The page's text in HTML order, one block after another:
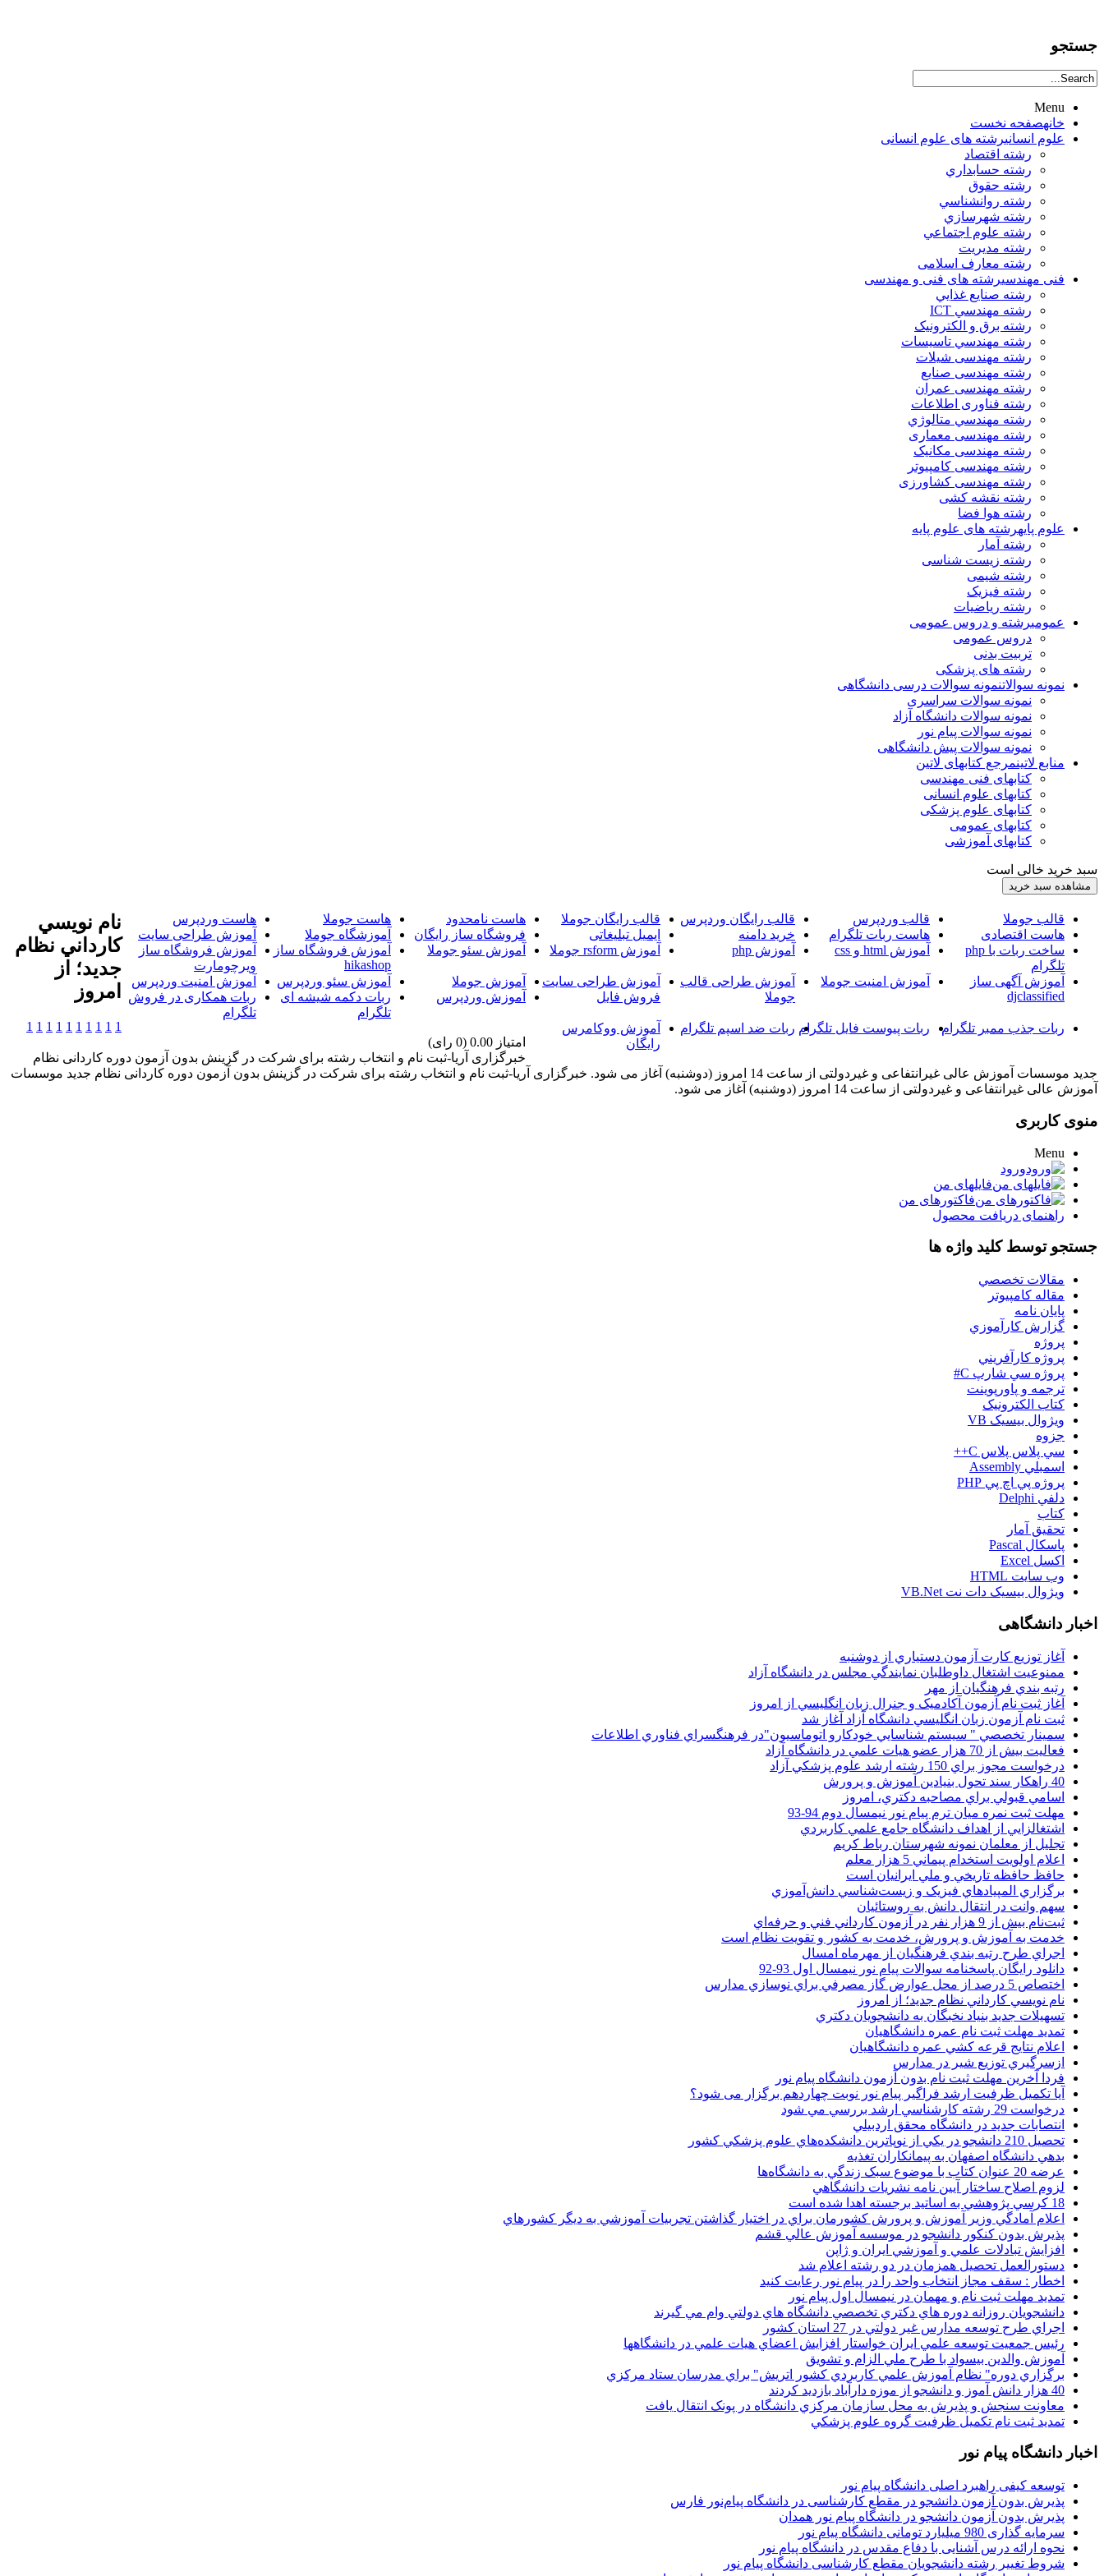
جستجو
Menu
خانهصفحه نخست
علوم انسانيرشته های علوم انسانی
رشته اقتصاد
رشته حسابداري
رشته حقوق
رشته روانشناسي
رشته شهرسازي
رشته علوم اجتماعي
رشته مديريت
رشته معارف اسلامی
فنی مهندسیرشته های فنی و مهندسی
رشته صنايع غذايي
رشته مهندسي ICT
رشته برق و الکترونيک
رشته مهندسي تاسيسات
رشته مهندسی شیلات
رشته مهندسی صنایع
رشته مهندسی عمران
رشته فناوری اطلاعات
رشته مهندسي متالوژي
رشته مهندسی معماری
رشته مهندسی مکانیک
رشته مهندسی کامپیوتر
رشته مهندسی کشاورزی
رشته نقشه کشی
رشته هوا فضا
علوم پایهرشته های علوم پایه
رشته آمار
رشته زیست شناسی
رشته شیمی
رشته فیزیک
رشته ریاضیات
عمومیرشته و دروس عمومی
دروس عمومی
تربیت بدنی
رشته های پزشکی
نمونه سوالاتنمونه سوالات درسی دانشگاهی
نمونه سوالات سراسری
نمونه سوالات دانشگاه آزاد
نمونه سوالات پیام نور
نمونه سوالات پیش دانشگاهی
منابع لاتینمرجع کتابهای لاتین
کتابهای فنی مهندسی
کتابهای علوم انسانی
کتابهای علوم پزشکی
کتابهای عمومی
کتابهای آموزشی
سبد خرید خالی است
قالب جوملا قالب وردپرس قالب رایگان وردپرس قالب رایگان جوملا هاست نامحدود هاست جوملا
هاست وردپرس
هاست اقتصادی
هاست ربات تلگرام خرید دامنه ایمیل تبلیغاتی فروشگاه ساز رایگان آموزشگاه جوملا
آموزش طراحی سایت
ساخت ربات با php
تلگرام
آموزش html و css آموزش php آموزش rsform جوملا آموزش سئو جوملا
آموزش فروشگاه ساز
hikashop
آموزش فروشگاه ساز
ویرچومارت
آموزش آگهی ساز
djclassified
آموزش امنیت جوملا
آموزش طراحی قالب
جوملا
آموزش طراحی سایت
فروش فایل
آموزش جوملا آموزش سئو وردپرس
آموزش امنیت وردپرس
آموزش وردپرس
ربات دکمه شیشه ای
تلگرام
ربات همکاری در فروش
تلگرام
ربات جذب ممبر تلگرام
ربات پیوست فایل تلگرام ربات ضد اسپم تلگرام
آموزش ووکامرس
رایگان
نام نويسي
کارداني نظام
جديد؛ از
امروز
1
1
1
1
1
1
1
1
1
1
امتیاز 0.00 (0 رای)
خبرگزاری آریا-ثبت نام و انتخاب رشته برای شرکت در گزینش بدون آزمون دوره کاردانی نظام
جدید موسسات آموزش عالی غیرانتفاعی و غیردولتی از ساعت 14 امروز (دوشنبه) آغاز می شود. خبرگزاری آریا-ثبت نام و انتخاب رشته برای شرکت در گزینش بدون آزمون دوره کاردانی نظام جدید موسسات
آموزش عالی غیرانتفاعی و غیردولتی از ساعت 14 امروز (دوشنبه) آغاز می شود.
منوی کاربری
Menu
ورود
فایلهای من
فاکتورهای من
راهنمای دریافت محصول
جستجو توسط کلید واژه ها
مقالات تخصصي
مقاله کامپیوتر
پایان نامه
گزارش کارآموزي
پروژه
پروژه کارآفريني
پروژه سي شارپ C#
ترجمه و پاورپوينت
کتاب الکترونيک
ويژوال بيسيک VB
جزوه
سي پلاس پلاس C++
اسمبلي Assembly
پروژه پي اچ پي PHP
دلفي Delphi
کتاب
تحقيق آمار
پاسکال Pascal
اکسل Excel
وب سايت HTML
ويژوال بيسيک دات نت VB.Net
اخبار دانشگاهی
آغاز توزيع کارت آزمون دستياري از دوشنبه
ممنوعيت اشتغال داوطلبان نمايندگي مجلس در دانشگاه آزاد
رتبه بندي فرهنگيان از مهر
آغاز ثبت نام آزمون آکادميک و جنرال زبان انگليسي از امروز
ثبت نام آزمون زبان انگليسي دانشگاه آزاد آغاز شد
سمينار تخصصي " سيستم شناسايي خودکارو اتوماسيون"در فرهنگسراي فناوري اطلاعات
فعاليت بيش از 70 هزار عضو هيات علمي در دانشگاه آزاد
درخواست مجوز براي 150 رشته ارشد علوم پزشکي آزاد
40 راهکار سند تحول بنيادين آموزش و پرورش
اسامي قبولي براي مصاحبه دکتري، امروز
مهلت ثبت نمره میان ترم پیام نور نیمسال دوم 94-93
اشتغالزايي از اهداف دانشگاه جامع علمي کاربردي
تجليل از معلمان نمونه شهرستان رباط کريم
اعلام اولويت استخدام پيماني 5 هزار معلم
حافظ حافظه تاريخي و ملي ايرانيان است
برگزاري المپيادهاي فيزيک و زيست‌شناسي دانش‌آموزي
سهم وانت در انتقال دانش به روستائيان
ثبت‌نام بيش از 9 هزار نفر در آزمون کارداني فني و حرفه‌اي
خدمت به آموزش و پرورش، خدمت به کشور و تقويت نظام است
اجراي طرح رتبه بندي فرهنگيان از مهرماه امسال
دانلود رایگان پاسخنامه سوالات پیام نور نیمسال اول 93-92
اختصاص 5 درصد از محل عوارض گاز مصرفي براي نوسازي مدارس
نام نويسي کارداني نظام جديد؛ از امروز
تسهيلات جديد بنياد نخبگان به دانشجويان دکتري
تمديد مهلت ثبت نام عمره دانشگاهيان
اعلام نتايج قرعه کشي عمره دانشگاهيان
ازسرگيري توزيع شير در مدارس
فردا آخرین مهلت ثبت نام بدون آزمون دانشگاه پیام نور
آیا تکمیل ظرفیت ارشد فراگیر پیام نور نوبت چهاردهم برگزار می شود؟
درخواست 29 رشته کارشناسي ارشد بررسي مي شود
انتصابات جديد در دانشگاه محقق اردبيلي
تحصيل 210 دانشجو در يکي از نوپاترين دانشکده‌هاي علوم پزشکي کشور
بدهي دانشگاه اصفهان به پيمانکاران تغذيه
عرضه 20 عنوان کتاب با موضوع سبک زندگي به دانشگاه‌ها
لزوم اصلاح ساختار آيين نامه نشريات دانشگاهي
18 کرسي پژوهشي به اساتيد برجسته اهدا شده است
اعلام آمادگي وزير آموزش و پرورش کشورمان براي در اختيار گذاشتن تجربيات آموزشي به ديگر کشورهاي
پذيرش بدون کنکور دانشجو در موسسه آموزش عالي قشم
افزايش تبادلات علمي و آموزشي ايران و ژاپن
دستورالعمل تحصیل همزمان در دو رشته اعلام شد
اخطار : سقف مجاز انتخاب واحد را در پیام نور رعایت کنید
تمدید مهلت ثبت نام و مهمان در نیمسال اول پیام نور
دانشجويان روزانه دوره هاي دكتري تخصصي دانشگاه هاي دولتي وام مي گيرند
اجراي طرح توسعه مدارس غير دولتي در 27 استان کشور
رئيس جمعيت توسعه علمي ايران خواستار افزايش اعضاي هيات علمي در دانشگاهها
آموزش والدين بيسواد با طرح ملي الزام و تشويق
برگزاري دوره" نظام آموزش علمي كاربردي كشور اتريش" براي مدرسان ستاد مرکزي
40 هزار دانش آموز و دانشجو از موزه دارآباد بازديد کردند
معاونت سنجش و پذيرش به محل سازمان مرکزي دانشگاه در پونک انتقال يافت
تمديد ثبت نام تکميل ظرفيت گروه علوم پزشکي
اخبار دانشگاه پیام نور
توسعه کیفی راهبرد اصلی دانشگاه پیام نور
پذیرش بدون آزمون دانشجو در مقطع کارشناسی در دانشگاه پیام‌نور فارس
پذیرش بدون آزمون دانشجو در دانشگاه پیام نور همدان
سرمایه گذاری 980 میلیارد تومانی دانشگاه پیام نور
نحوه ارائه درس آشنایی با دفاع مقدس در دانشگاه پیام نور
شروط تغییر رشته دانشجویان مقطع کارشناسی دانشگاه پیام نور